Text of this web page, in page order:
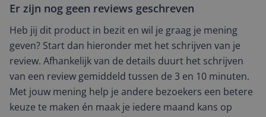
Er zijn nog geen reviews geschreven
Heb jij dit product in bezit en wil je graag je mening
geven? Start dan hieronder met het schrijven van je
review. Afhankelijk van de details duurt het schrijven
van een review gemiddeld tussen de 3 en 10 minuten.
Met jouw mening help je andere bezoekers een betere
keuze te maken én maak je iedere maand kans op